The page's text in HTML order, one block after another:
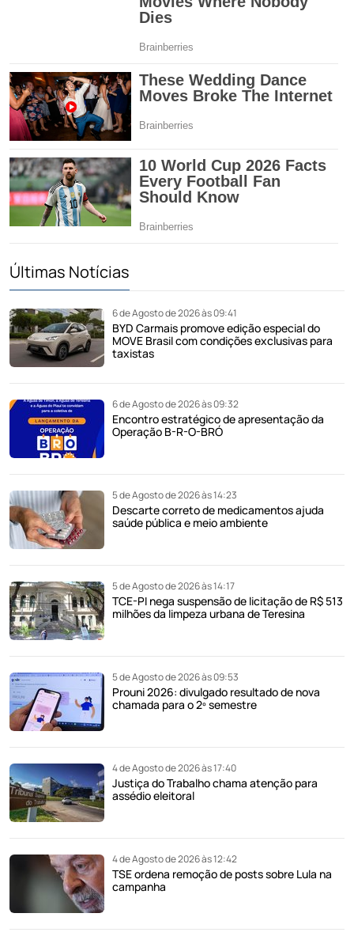
Últimas Notícias
6 de Agosto de 2026 às 09:41
BYD Carmais promove edição especial do
MOVE Brasil com condições exclusivas para
taxistas
6 de Agosto de 2026 às 09:32
Encontro estratégico de apresentação da
Operação B-R-O-BRÓ
5 de Agosto de 2026 às 14:23
Descarte correto de medicamentos ajuda
saúde pública e meio ambiente
5 de Agosto de 2026 às 14:17
TCE-PI nega suspensão de licitação de R$ 513
milhões da limpeza urbana de Teresina
5 de Agosto de 2026 às 09:53
Prouni 2026: divulgado resultado de nova
chamada para o 2º semestre
4 de Agosto de 2026 às 17:40
Justiça do Trabalho chama atenção para
assédio eleitoral
4 de Agosto de 2026 às 12:42
TSE ordena remoção de posts sobre Lula na
campanha